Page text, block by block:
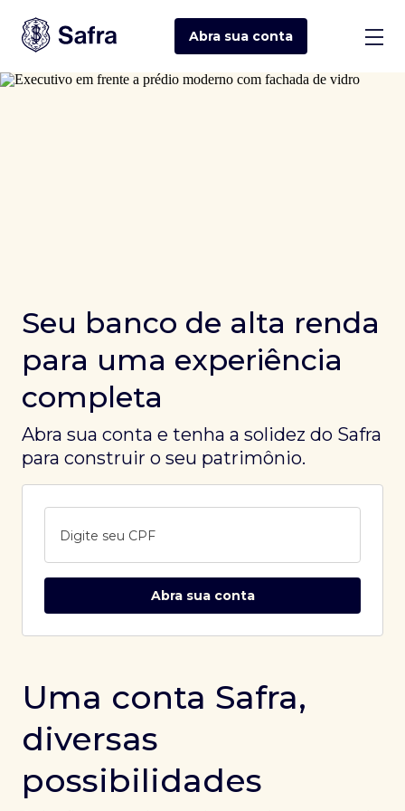
Abra sua conta
Seu banco de alta renda
para uma experiência
completa
Abra sua conta e tenha a solidez do Safra
para construir o seu patrimônio.
Digite seu CPF
Abra sua conta
Uma conta Safra,
diversas
possibilidades